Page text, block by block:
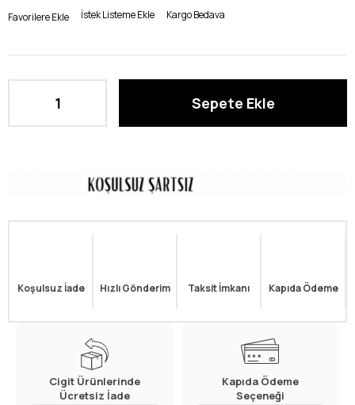
Favorilere Ekle İstek Listeme Ekle Kargo Bedava
Koşulsuz İade Hızlı Gönderim Taksit İmkanı Kapıda Ödeme
Cigit Ürünlerinde
Ücretsiz İade
Kapıda Ödeme
Seçeneği